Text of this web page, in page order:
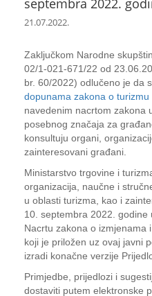
septembra 2022.
21.07.2022.
Zaključkom Narodne
02/1-021-671/22 od
br. 60/2022) odlučeno je da
dopunama zakona o turizmu
navedenim nacrtom zakona
posebnog značaja za
konsultuju organi,
zainteresovani građani.
Ministarstvo trgovine i
organizacija, naučne i
u oblasti turizma, kao i
10. septembra 2022.
Nacrtu zakona o izmjenama
koji je priložen uz ovaj javni
izradi konačne verzije
Primjedbe, prijedlozi i
dostaviti putem elektronske